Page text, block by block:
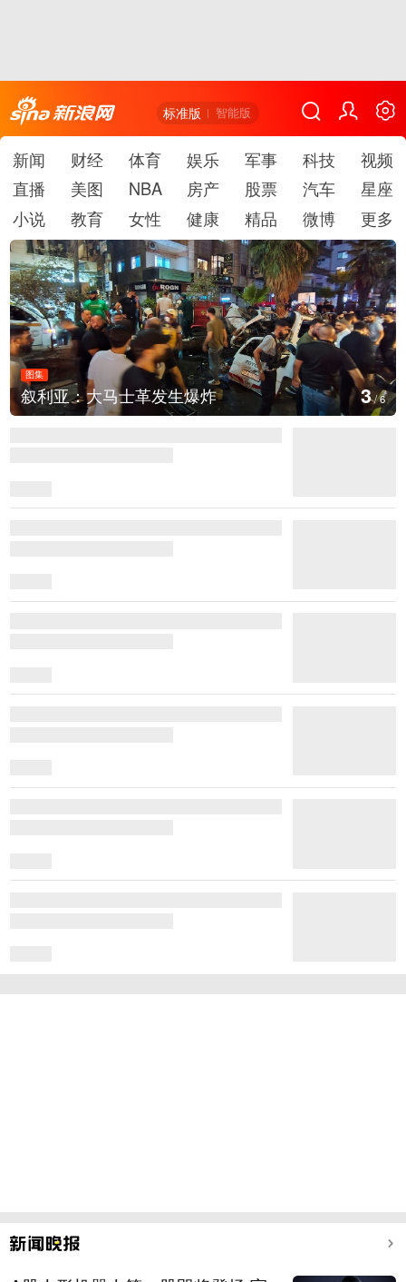
标准版 智能版
新闻 财经 体育 娱乐 军事 科技
视频
直播
美图 NBA 房产 股票 汽车
星座
小说
教育 女性 健康 精品 微博 更多
图集
叙利亚：大马士革发生爆炸 3/6